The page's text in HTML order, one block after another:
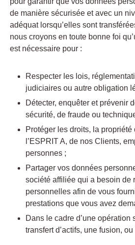
de manière sécurisée et avec un
adéquat lorsqu’elles sont
nous croyons en toute bonne foi
est nécessaire pour :
Respecter les lois,
judiciaires ou autre obligation
Détecter, enquêter et prévenir
sécurité, de fraude ou
Protéger les droits, la
l’ESPRIT A, de nos Clients,
personnes ;
Partager vos données
société affiliée qui a besoin de
personnelles afin de vous
prestations que vous avez
Dans le cadre d’une opération
transfert d’actifs, une fusion,